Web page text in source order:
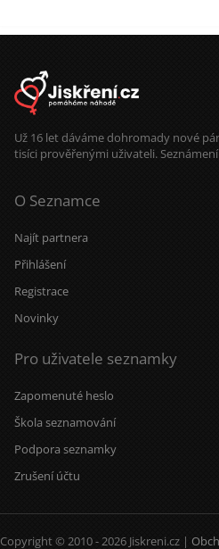
Už 16 let dáváme dohromady nové
tisíci prověřenými uživateli.
O Seznamce
Najít partnera
Přihlášení
Registrace
Novinky
Pro uživatele seznamky
Zapomenuté heslo
Škola seznamování
Podpora seznamky
Zrušení účtu
Copyright © 2010 - 2026 Jiskreni.cz |